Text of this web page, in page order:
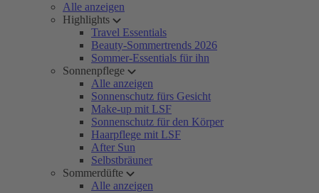
Alle anzeigen
Highlights
Travel Essentials
Beauty-Sommertrends 2026
Sommer-Essentials für ihn
Sonnenpflege
Alle anzeigen
Sonnenschutz fürs Gesicht
Make-up mit LSF
Sonnenschutz für den Körper
Haarpflege mit LSF
After Sun
Selbstbräuner
Sommerdüfte
Alle anzeigen